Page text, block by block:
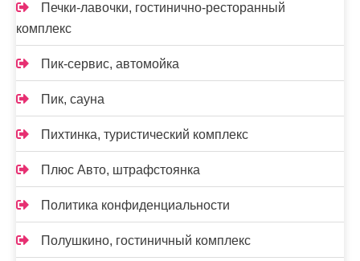
Печки-лавочки, гостинично-ресторанный
комплекс
Пик-сервис, автомойка
Пик, сауна
Пихтинка, туристический комплекс
Плюс Авто, штрафстоянка
Политика конфиденциальности
Полушкино, гостиничный комплекс